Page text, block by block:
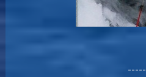
-----